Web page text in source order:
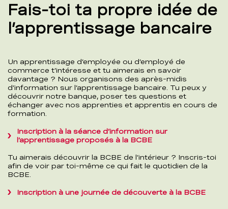
Fais-toi ta propre idée de
l’apprentissage bancaire
Un apprentissage d’employée ou d’employé de
commerce t’intéresse et tu aimerais en savoir
davantage ? Nous organisons des après-midis
d’information sur l’apprentissage bancaire. Tu peux y
découvrir notre banque, poser tes questions et
échanger avec nos apprenties et apprentis en cours de
formation.
Inscription à la séance d’information sur
l’apprentissage proposés à la BCBE
Tu aimerais découvrir la BCBE de l’intérieur ? Inscris-toi
afin de voir par toi-même ce qui fait le quotidien de la
BCBE.
Inscription à une journée de découverte à la BCBE